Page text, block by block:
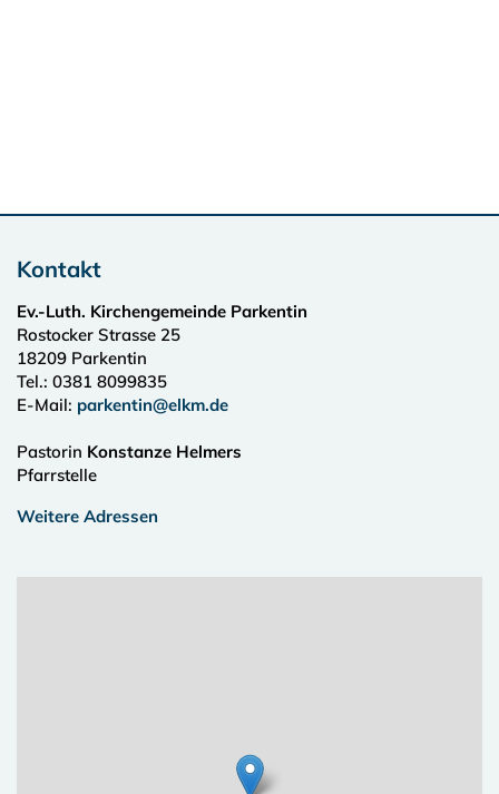
Kontakt
Ev.-Luth. Kirchengemeinde Parkentin
Rostocker Strasse 25
18209 Parkentin
Tel.: 0381 8099835
E-Mail: parkentin@elkm.de
Pastorin Konstanze Helmers
Pfarrstelle
Weitere Adressen